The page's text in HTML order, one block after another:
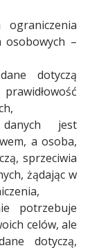
osobowych –
dotyczą
danych jest
a osoba,
sprzeciwia
żądając w
potrzebuje
celów, ale
dotyczą,